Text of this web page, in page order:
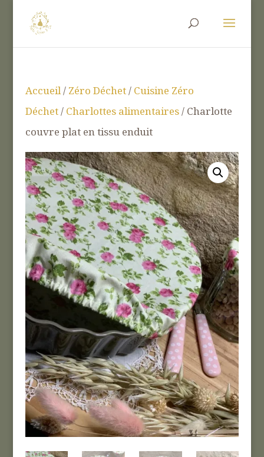
Accueil/ Zéro Déchet/ Cuisine Zéro
Déchet/ Charlottes alimentaires/ Charlotte
couvre plat en tissu enduit